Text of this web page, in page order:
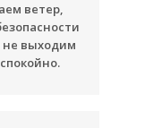
ветер,
не выходим